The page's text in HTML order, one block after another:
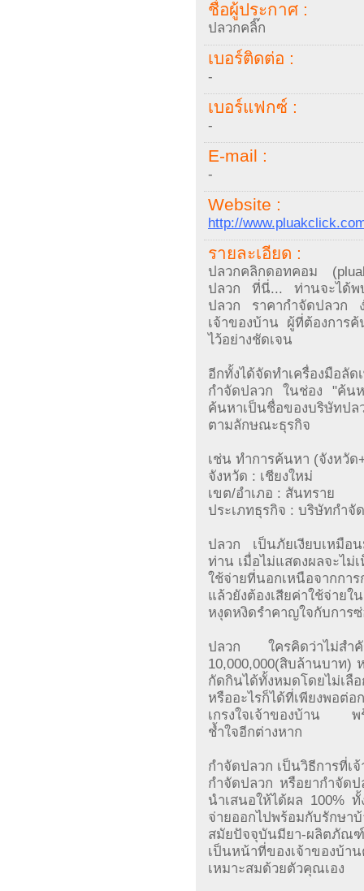
ชื่อผู้ประกาศ :
ปลวกคลิ๊ก
เบอร์ติดต่อ :
-
เบอร์แฟกซ์ :
-
E-mail :
-
Website :
http://
รายละเอียด :
ปลวกคลิกดอทคอม
ปลวก ที่นี่... ท่านจะได้พ
ปลวก ราคากำจัดปลวก
เจ้าของบ้าน ผู้ที่ต้องการ
ไว้อย่างชัดเจน
อีกทั้งได้จัดทำเครื่องมือลั
กำจัดปลวก ในช่อง "ค้น
ค้นหาเป็นชื่อของบริษัทปล
ตามลักษณะธุรกิจ
เช่น ทำการค้นหา (จังหวัด
จังหวัด : เชียงใหม่
เขต/อำเภอ : สันทราย
ประเภทธุรกิจ : บริษัทกำจั
ปลวก เป็นภัยเงียบเหมือ
ท่าน เมื่อไม่แสดงผลจะไม่
ใช้จ่ายที่นอกเหนือจากก
แล้วยังต้องเสียค่าใช้จ่
หงุดหงิดรำคาญใจกับการ
ปลวก ใครคิดว่าไม่ส
10,000,000(สิบล้านบาท)
กัดกินได้ทั้งหมดโดยไม่เลื
หรืออะไรก็ได้ที่เพียงพอต่
เกรงใจเจ้าของบ้าน พร้
ช้ำใจอีกต่างหาก
กำจัดปลวก เป็นวิธีการที่เ
กำจัดปลวก หรือยากำจัด
นำเสนอให้ได้ผล 100%
จ่ายออกไปพร้อมกับรักษ
สมัยปัจจุบันมียา-ผลิตภัณฑ์
เป็นหน้าที่ของเจ้าของบ้า
เหมาะสมด้วยตัวคุณเอง